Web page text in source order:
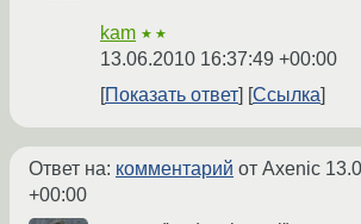
kam ★★
13.06.2010 16:37:49 +00:00
Показать ответ
Ссылка
Ответ на: комментарий от Axenic
+00:00